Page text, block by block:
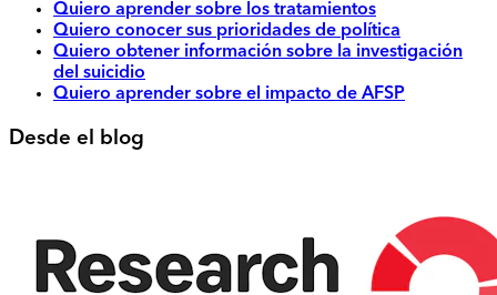
Quiero aprender sobre los tratamientos
Quiero conocer sus prioridades de política
Quiero obtener información sobre la investigación
del suicidio
Quiero aprender sobre el impacto de AFSP
Desde el blog